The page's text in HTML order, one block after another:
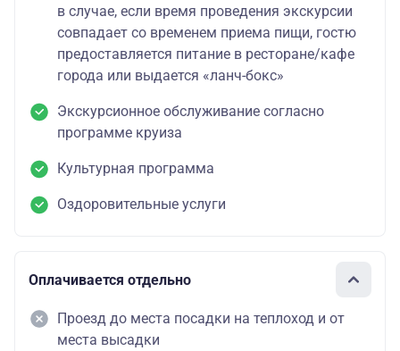
в случае, если время проведения экскурсии
совпадает со временем приема пищи, гостю
предоставляется питание в ресторане/кафе
города или выдается «ланч-бокс»
Экскурсионное обслуживание согласно
программе круиза
Культурная программа
Оздоровительные услуги
Оплачивается отдельно
Проезд до места посадки на теплоход и от
места высадки